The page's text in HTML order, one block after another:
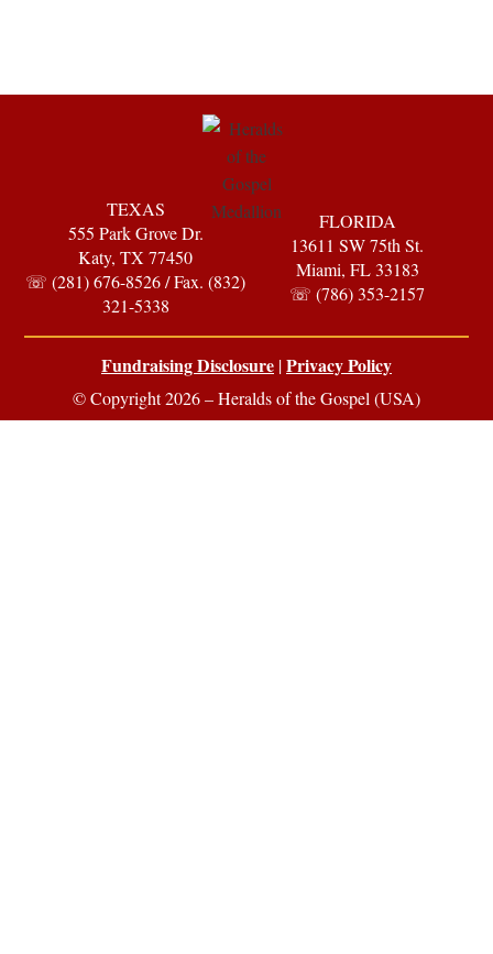
TEXAS
555 Park Grove Dr.
Katy, TX 77450
☏ (281) 676-8526 / Fax. (832)
321-5338
FLORIDA
13611 SW 75th St.
Miami, FL 33183
☏ (786) 353-2157
Fundraising Disclosure |Privacy Policy
© Copyright 2026 – Heralds of the Gospel (USA)